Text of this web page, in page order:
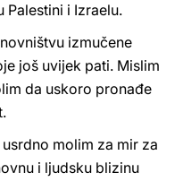
Palestini i Izraelu.
izmučene
još uvijek pati. Mislim
da uskoro pronađe
molim za mir za
i ljudsku blizinu